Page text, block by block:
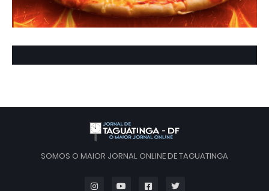
SOMOS O MAIOR JORNAL ONLINE DE TAGUATINGA